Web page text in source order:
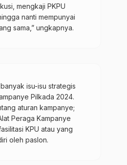
mengkaji PKPU
nanti mempunyai
sama,” ungkapnya.
isu-isu strategis
Pilkada 2024.
aturan kampanye;
Peraga Kampanye
KPU atau yang
oleh paslon.